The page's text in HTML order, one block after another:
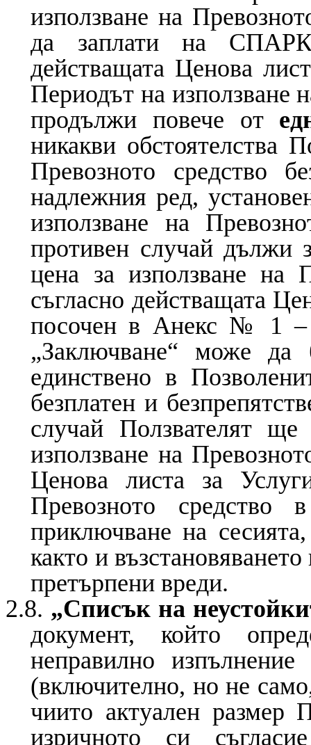
използване на
да заплати на СПАРК
действащата Ценова
Периодът на използване
продължи повече от
никакви обстоятелства
Превозното средство
надлежния ред,
използване на
противен случай дължи
цена за използване на
съгласно действащата
посочен в Анекс № 1 –
„Заключване“ може да
единствено в
безплатен и
случай Ползвателят
използване на
Ценова листа за
Превозното
приключване на
както и
претърпени вреди.
2.8. „Списък на
документ, който
неправилно
(включително, но не
чиито актуален размер
изричното си